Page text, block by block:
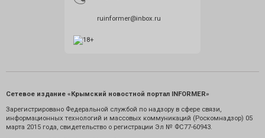
ruinformer@inbox.ru
Сетевое издание «Крымский новостной портал INFORMER»
Зарегистрировано Федеральной службой по надзору в сфере связи,
информационных технологий и массовых коммуникаций (Роскомнадзор) 05
марта 2015 года, свидетельство о регистрации Эл № ФС77-60943.